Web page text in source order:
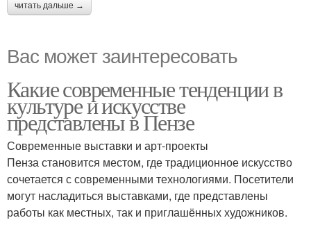
читать дальше →
Вас может заинтересовать
Какие современные тенденции в
культуре и искусстве
представлены в Пензе
Современные выставки и арт-проекты
Пенза становится местом, где традиционное искусство
сочетается с современными технологиями. Посетители
могут насладиться выставками, где представлены
работы как местных, так и приглашённых художников.